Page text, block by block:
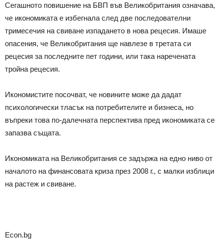
Сегашното повишение на БВП във Великобритания означава,
че икономиката е избегнала след две последователни
тримесечия на свиване изпадането в нова рецесия. Имаше
опасения, че Великобритания ще навлезе в третата си
рецесия за последните пет години, или така наречената
тройна рецесия.
Икономистите посочват, че новините може да дадат
психологически тласък на потребителите и бизнеса, но
въпреки това по-далечната перспектива пред икономиката се
запазва същата.
Икономиката на Великобритания се задържа на едно ниво от
началото на финансовата криза през 2008 г., с малки изблици
на растеж и свиване.
Econ.bg